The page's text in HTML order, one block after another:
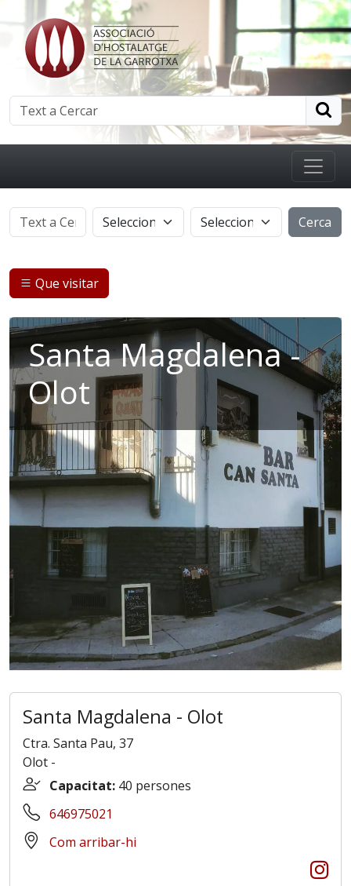
Cerca
Que visitar
Santa Magdalena -
Olot
Santa Magdalena - Olot
Ctra. Santa Pau, 37
Olot -
Capacitat: 40 persones
646975021
Com arribar-hi